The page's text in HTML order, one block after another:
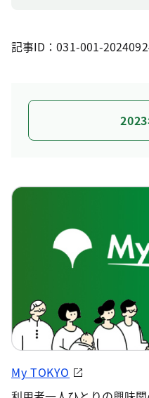
記事ID：031-001-
My TOKYO